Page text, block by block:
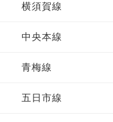
横須賀線
中央本線
青梅線
五日市線